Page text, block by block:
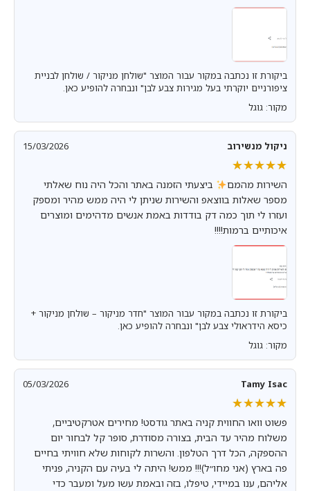
ביקורת זו נכתבה במקור עבור המוצר "שולחן מניקור / שולחן לבניית
ציפורניים יוקרתי בעל מגירות צבע לבן" ונבחרה להופיע כאן.
מקור: גוגל
ניקול מנשירוב 15/03/2026
★★★★★
★★★★★
השירות מהמם
ביצעתי הזמנה באתר והכל היה נוח שאלתי
מספר שאלות בווצאפ והשירות שניתן לי היה ממש מהיר ומספק
ועזרו לי תוך כמה דק בודדות באמת אנשים מדהימים ומוצרים
איכותיים ברמות!!!!
ביקורת זו נכתבה במקור עבור המוצר "חדר מניקור – שולחן מניקור +
כיסא הידראולי צבע לבן" ונבחרה להופיע כאן.
מקור: גוגל
Tamy Isac
05/03/2026
★★★★★
★★★★★
פשוט וואו החווית קניה באתר גודסט! מחירים אטרקטיביים,
משלוח מהיר עד הבית, בצורה מסודרת, סופר קל לבחור יום
ההספקה, הכל דרך הטלפון. והשרות לקוחות שלא חוויתי בחיים
פה בארץ (אני מחו״ל)!!! ממש! היתה לי בעיה עם הקניה, פניתי
אליהם, ענו במיידי, טיפלו, בזה ובאמת עשו מעל ומעבר כדי